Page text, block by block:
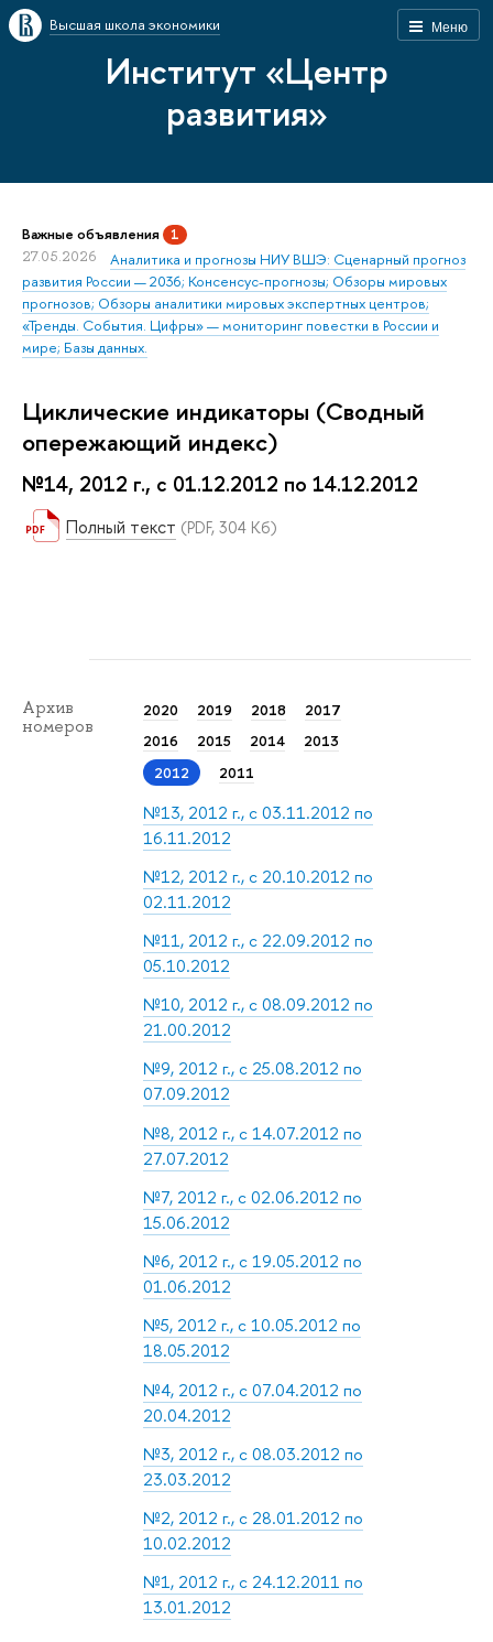
Меню
Высшая школа экономики
Институт «Центр
развития»
Важные объявления 1
27.05.2026
Аналитика и прогнозы НИУ ВШЭ: Сценарный прогноз
развития России — 2036; Консенсус-прогнозы; Обзоры мировых
прогнозов; Обзоры аналитики мировых экспертных центров;
«Тренды. События. Цифры» — мониторинг повестки в России и
мире; Базы данных.
Циклические индикаторы (Сводный
опережающий индекс)
№14, 2012 г., с 01.12.2012 по 14.12.2012
Полный текст (PDF, 304 Кб)
Архив
номеров
2020 2019 2018
2017
2016
2015 2014
2013
2012
2011
№13, 2012 г., с 03.11.2012 по
16.11.2012
№12, 2012 г., с 20.10.2012 по
02.11.2012
№11, 2012 г., с 22.09.2012 по
05.10.2012
№10, 2012 г., с 08.09.2012 по
21.00.2012
№9, 2012 г., с 25.08.2012 по
07.09.2012
№8, 2012 г., с 14.07.2012 по
27.07.2012
№7, 2012 г., с 02.06.2012 по
15.06.2012
№6, 2012 г., с 19.05.2012 по
01.06.2012
№5, 2012 г., с 10.05.2012 по
18.05.2012
№4, 2012 г., с 07.04.2012 по
20.04.2012
№3, 2012 г., с 08.03.2012 по
23.03.2012
№2, 2012 г., с 28.01.2012 по
10.02.2012
№1, 2012 г., с 24.12.2011 по
13.01.2012